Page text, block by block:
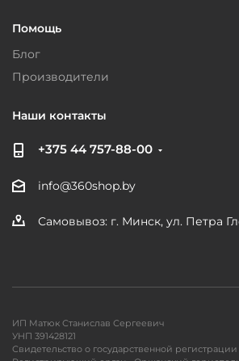
Помощь
Блог
Производители
Наши контакты
+375 44 757-88-00
info@360shop.by
Самовывоз: г. Минск, ул. Петра
ИП Матюк Станислав Сергеевич
УНП 391428121
Свидетельство о государственной регистрации